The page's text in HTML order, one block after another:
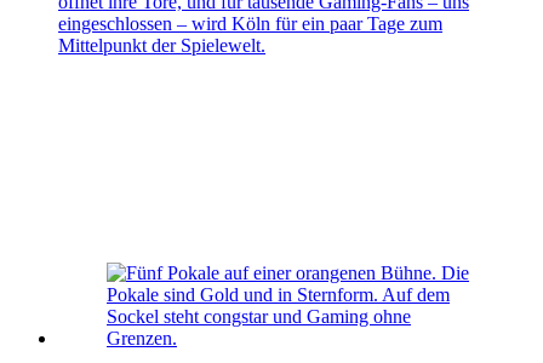
eingeschlossen – wird Köln für ein paar Tage zum
Mittelpunkt der Spielewelt.